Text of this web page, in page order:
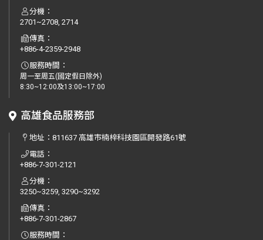
分機：
2701~2708, 2714
傳真：
+886-4-2359-2948
服務時間：
周一至周五(國定假日除外)
8:30~12:00及13:00~17:00
高雄食品服務部
地址：811637 高雄市楠梓科技園區開發路61號
電話：
+886-7-301-2121
分機：
3250~3259, 3290~3292
傳真：
+886-7-301-2867
服務時間：